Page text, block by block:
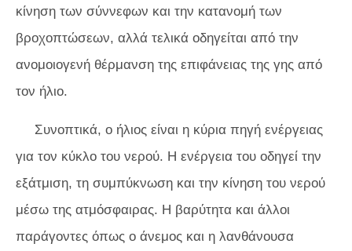
κίνηση των σύννεφων και την κατανομή των
βροχοπτώσεων, αλλά τελικά οδηγείται από την
ανομοιογενή θέρμανση της επιφάνειας της γης από
τον ήλιο.
Συνοπτικά, ο ήλιος είναι η κύρια πηγή ενέργειας
για τον κύκλο του νερού. Η ενέργεια του οδηγεί την
εξάτμιση, τη συμπύκνωση και την κίνηση του νερού
μέσω της ατμόσφαιρας. Η βαρύτητα και άλλοι
παράγοντες όπως ο άνεμος και η λανθάνουσα